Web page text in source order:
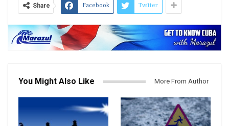
Share Facebook Twitter
You Might Also Like More From Author